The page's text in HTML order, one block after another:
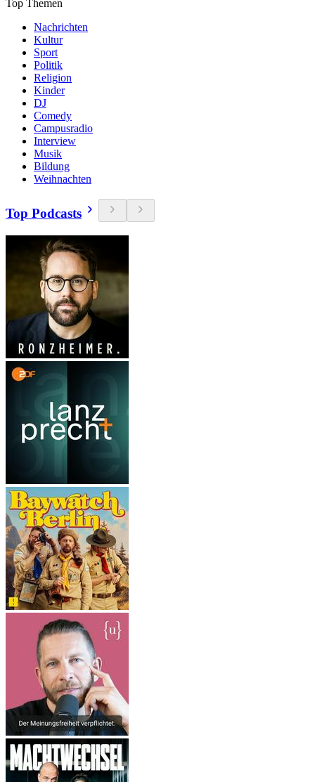
Top Themen
Nachrichten
Kultur
Sport
Politik
Religion
Kinder
DJ
Comedy
Campusradio
Interview
Musik
Bildung
Weihnachten
Top Podcasts